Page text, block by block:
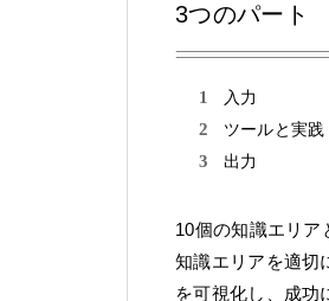
3つのパート
入力
ツールと実践
出力
10個の知識エリ
知識エリアを適切
を可視化し、成功